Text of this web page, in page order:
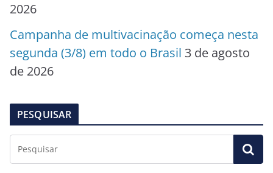
2026
Campanha de multivacinação começa nesta
segunda (3/8) em todo o Brasil 3 de agosto
de 2026
PESQUISAR